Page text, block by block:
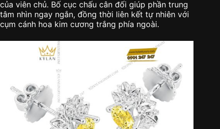
của viên chủ. Bố cục chấu cân đối giúp phần trung
tâm nhìn ngay ngắn, đồng thời liên kết tự nhiên với
cụm cánh hoa kim cương trắng phía ngoài.